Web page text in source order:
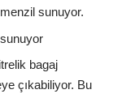
sunuyor.
bagaj
çıkabiliyor. Bu